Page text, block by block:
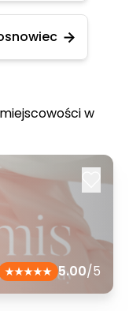
w
5.00/5